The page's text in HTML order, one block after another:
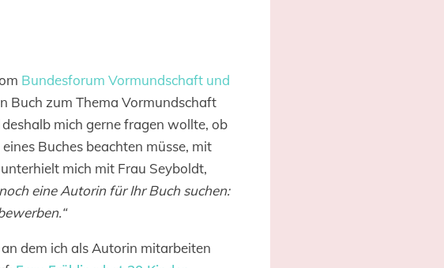
Bundesforum Vormundschaft und
Buch zum Thema Vormundschaft
mich gerne fragen wollte, ob
Buches beachten müsse, mit
mich mit Frau Seyboldt,
eine Autorin für Ihr Buch suchen:
dem ich als Autorin mitarbeiten